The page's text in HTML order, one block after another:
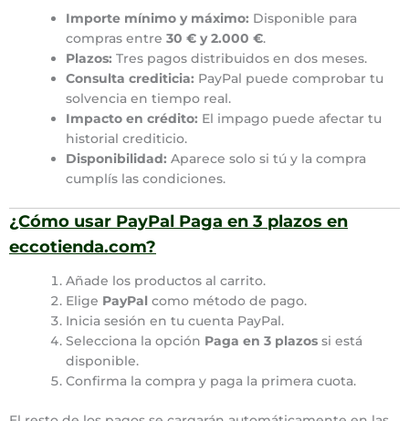
Importe mínimo y máximo: Disponible para
compras entre 30 € y 2.000 €.
Plazos: Tres pagos distribuidos en dos meses.
Consulta crediticia: PayPal puede comprobar tu
solvencia en tiempo real.
Impacto en crédito: El impago puede afectar tu
historial crediticio.
Disponibilidad: Aparece solo si tú y la compra
cumplís las condiciones.
¿Cómo usar PayPal Paga en 3 plazos en
eccotienda.com?
Añade los productos al carrito.
Elige PayPal como método de pago.
Inicia sesión en tu cuenta PayPal.
Selecciona la opción Paga en 3 plazos si está
disponible.
Confirma la compra y paga la primera cuota.